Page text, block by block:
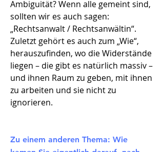
Ambiguität? Wenn alle gemeint sind,
sollten wir es auch sagen:
„Rechtsanwalt / Rechtsanwältin“.
Zuletzt gehört es auch zum „Wie“,
herauszufinden, wo die Widerstände
liegen – die gibt es natürlich massiv –
und ihnen Raum zu geben, mit ihnen
zu arbeiten und sie nicht zu
ignorieren.
Zu einem anderen Thema: Wie